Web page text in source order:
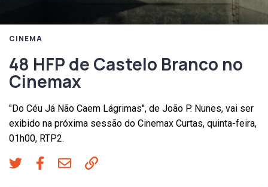
CINEMA
48 HFP de Castelo Branco no
Cinemax
"Do Céu Já Não Caem Lágrimas", de João P. Nunes, vai ser
exibido na próxima sessão do Cinemax Curtas, quinta-feira,
01h00, RTP2.